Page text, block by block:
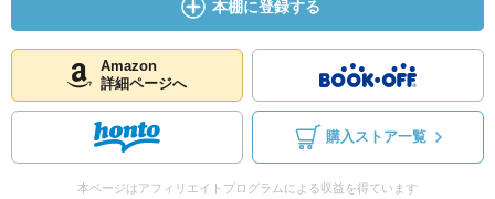
本棚に登録する
Amazon
詳細ページへ
購入ストア一覧
本ページはアフィリエイトプログラムによる収益を得ています